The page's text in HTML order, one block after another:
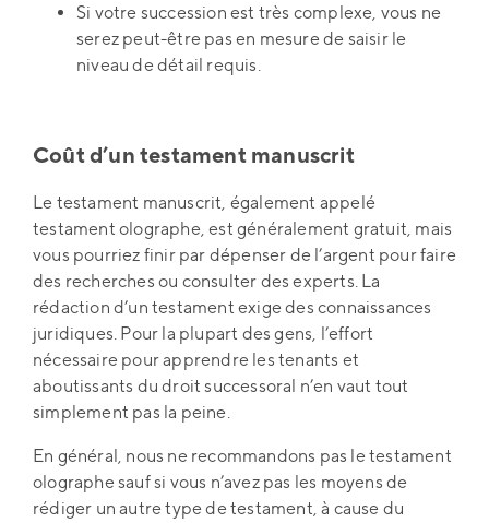
Si votre succession est très complexe, vous ne
serez peut-être pas en mesure de saisir le
niveau de détail requis.
Coût d’un testament manuscrit
Le testament manuscrit, également appelé
testament olographe, est généralement gratuit, mais
vous pourriez finir par dépenser de l’argent pour faire
des recherches ou consulter des experts. La
rédaction d’un testament exige des connaissances
juridiques. Pour la plupart des gens, l’effort
nécessaire pour apprendre les tenants et
aboutissants du droit successoral n’en vaut tout
simplement pas la peine.
En général, nous ne recommandons pas le testament
olographe sauf si vous n’avez pas les moyens de
rédiger un autre type de testament, à cause du